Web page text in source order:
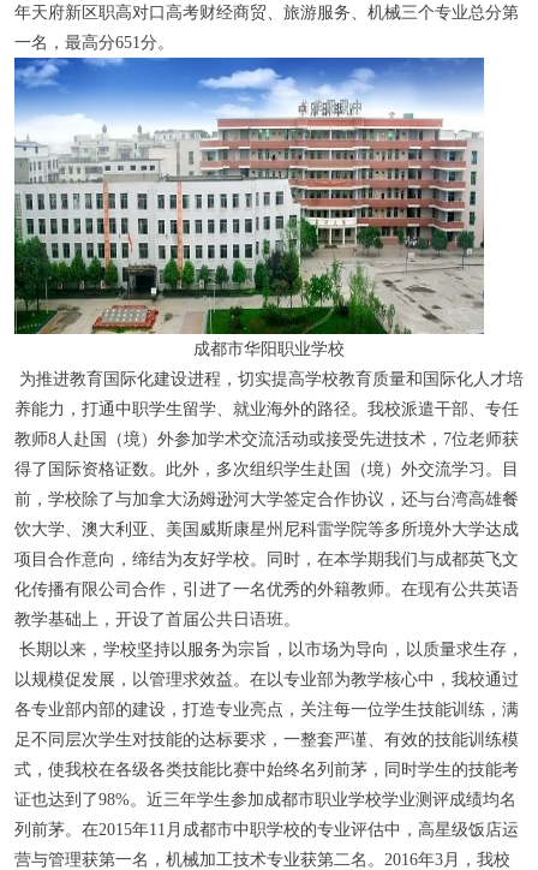
年天府新区职高对口高考财经商贸、旅游服务、机械三个专业总分第
一名，最高分651分。
成都市华阳职业学校
为推进教育国际化建设进程，切实提高学校教育质量和国际化人才培
养能力，打通中职学生留学、就业海外的路径。我校派遣干部、专任
教师8人赴国（境）外参加学术交流活动或接受先进技术，7位老师获
得了国际资格证数。此外，多次组织学生赴国（境）外交流学习。目
前，学校除了与加拿大汤姆逊河大学签定合作协议，还与台湾高雄餐
饮大学、澳大利亚、美国威斯康星州尼科雷学院等多所境外大学达成
项目合作意向，缔结为友好学校。同时，在本学期我们与成都英飞文
化传播有限公司合作，引进了一名优秀的外籍教师。在现有公共英语
教学基础上，开设了首届公共日语班。
长期以来，学校坚持以服务为宗旨，以市场为导向，以质量求生存，
以规模促发展，以管理求效益。在以专业部为教学核心中，我校通过
各专业部内部的建设，打造专业亮点，关注每一位学生技能训练，满
足不同层次学生对技能的达标要求，一整套严谨、有效的技能训练模
式，使我校在各级各类技能比赛中始终名列前茅，同时学生的技能考
证也达到了98%。近三年学生参加成都市职业学校学业测评成绩均名
列前茅。在2015年11月成都市中职学校的专业评估中，高星级饭店运
营与管理获第一名，机械加工技术专业获第二名。2016年3月，我校